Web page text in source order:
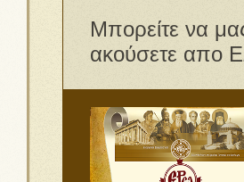
Μπορείτε να
ακούσετε απο